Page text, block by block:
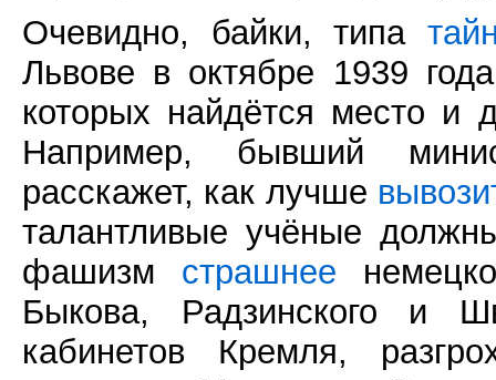
Очевидно, байки, типа
Львове в октябре 1939
которых найдётся место и
Например, бывший
расскажет, как лучше
талантливые учёные
фашизм страшнее
Быкова, Радзинского и
кабинетов Кремля,